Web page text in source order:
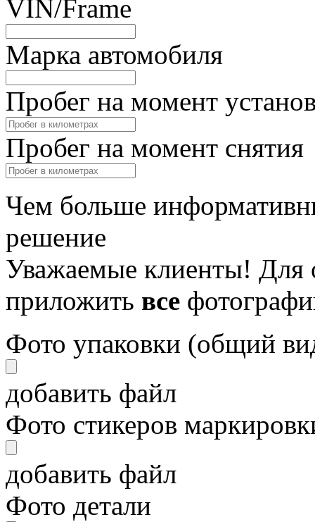
VIN/Frame
Марка автомобиля
Пробег на момент
Пробег на момент снятия
Чем больше
решение
Уважаемые клиенты! Для
приложить все
Фото упаковки (общий
добавить файл
Фото стикеров
добавить файл
Фото детали